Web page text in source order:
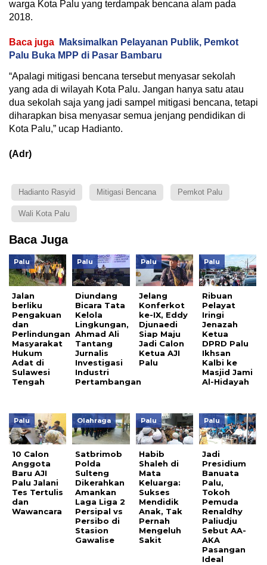
warga Kota Palu yang terdampak bencana alam pada
2018.
Baca juga
Maksimalkan Pelayanan Publik, Pemkot
Palu Buka MPP di Pasar Bambaru
“Apalagi mitigasi bencana tersebut menyasar sekolah
yang ada di wilayah Kota Palu. Jangan hanya satu atau
dua sekolah saja yang jadi sampel mitigasi bencana, tetapi
diharapkan bisa menyasar semua jenjang pendidikan di
Kota Palu,” ucap Hadianto.
(Adr)
Hadianto Rasyid Mitigasi Bencana Pemkot Palu
Wali Kota Palu
Baca Juga
Palu
Jalan
berliku
Pengakuan
dan
Perlindungan
Masyarakat
Hukum
Adat di
Sulawesi
Tengah
Palu
Diundang
Bicara Tata
Kelola
Lingkungan,
Ahmad Ali
Tantang
Jurnalis
Investigasi
Industri
Pertambangan
Palu
Jelang
Konferkot
ke-IX, Eddy
Djunaedi
Siap Maju
Jadi Calon
Ketua AJI
Palu
Palu
Ribuan
Pelayat
Iringi
Jenazah
Ketua
DPRD Palu
Ikhsan
Kalbi ke
Masjid Jami
Al-Hidayah
Palu
10 Calon
Anggota
Baru AJI
Palu Jalani
Tes Tertulis
dan
Wawancara
Olahraga
Satbrimob
Polda
Sulteng
Dikerahkan
Amankan
Laga Liga 2
Persipal vs
Persibo di
Stasion
Gawalise
Palu
Habib
Shaleh di
Mata
Keluarga:
Sukses
Mendidik
Anak, Tak
Pernah
Mengeluh
Sakit
Palu
Jadi
Presidium
Banuata
Palu,
Tokoh
Pemuda
Renaldhy
Paliudju
Sebut AA-
AKA
Pasangan
Ideal